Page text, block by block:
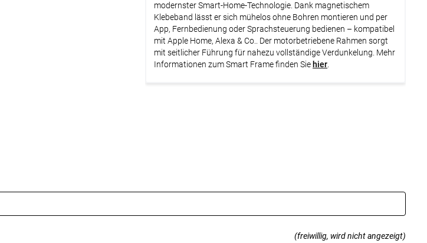
modernster Smart-Home-Technologie. Dank magnetischem
Klebeband lässt er sich mühelos ohne Bohren montieren und per
App, Fernbedienung oder Sprachsteuerung bedienen – kompatibel
mit Apple Home, Alexa & Co.. Der motorbetriebene Rahmen sorgt
mit seitlicher Führung für nahezu vollständige Verdunkelung. Mehr
Informationen zum Smart Frame finden Siehier
(freiwillig, wird nicht angezeigt)